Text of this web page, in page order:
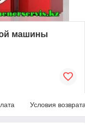
машины
Условия